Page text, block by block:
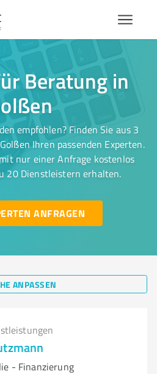
Beratung in
empfohlen? Finden Sie aus 3
Ihren passenden Experten.
nur einer Anfrage kostenlos
20 Dienstleistern erhalten.
ANFRAGEN
ANPASSEN
- Finanzierung